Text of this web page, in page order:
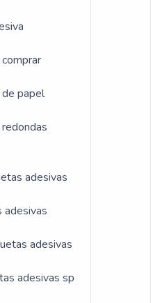
papel
adesivas
adesivas
adesivas
adesivas sp